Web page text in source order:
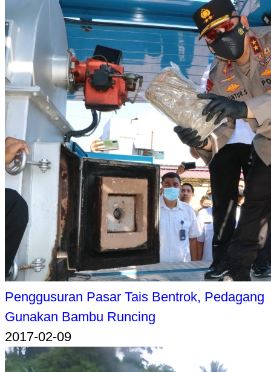
Penggusuran Pasar Tais Bentrok, Pedagang
Gunakan Bambu Runcing
2017-02-09